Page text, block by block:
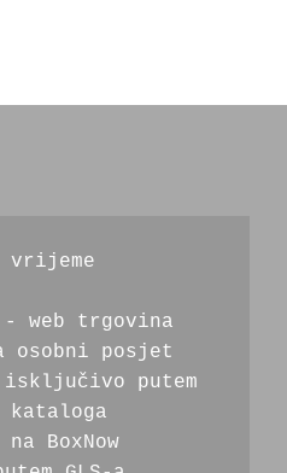
vrijeme
- web trgovina
osobni posjet
isključivo putem
kataloga
BoxNow